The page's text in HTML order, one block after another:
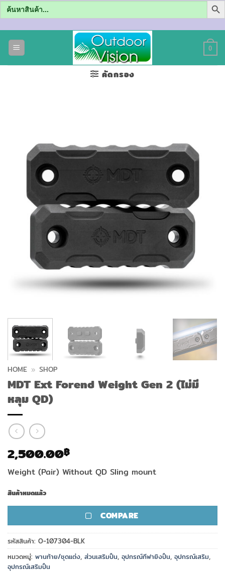
Search
for:
0
คัดกรอง
HOME » SHOP
MDT Ext Forend Weight Gen 2 (ไม่มี
หลุม QD)
2,500.00฿
Weight (Pair) Without QD Sling mount
สินค้าหมดแล้ว
COMPARE
รหัสสินค้า: O-107304-BLK
หมวดหมู่: พานท้าย/ชุดแต่ง, ส่วนเสริมปืน, อุปกรณ์กีฬายิงปืน, อุปกรณ์เสริม,
อุปกรณ์เสริมปืน